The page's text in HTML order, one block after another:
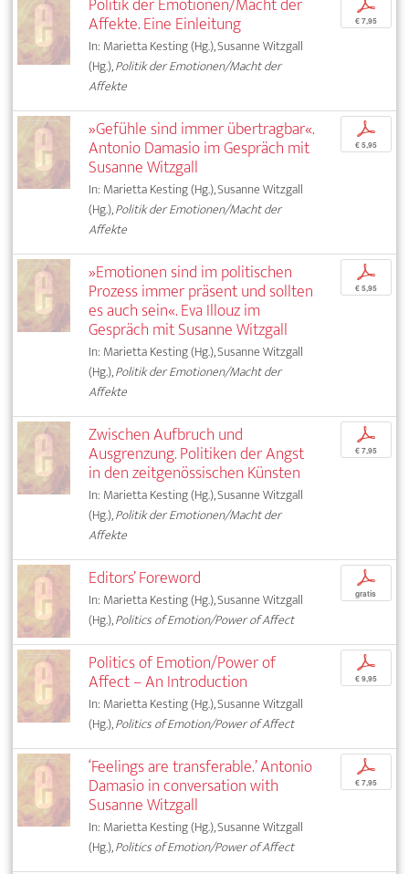
Affekte. Eine Einleitung
In: Marietta Kesting (Hg.), Susanne Witzgall
(Hg.),Politik der Emotionen/Macht der
Affekte
p
€ 7,95
»Gefühle sind immer übertragbar«.
Antonio Damasio im Gespräch mit
Susanne Witzgall
In: Marietta Kesting (Hg.), Susanne Witzgall
(Hg.),Politik der Emotionen/Macht der
Affekte
p
€ 5,95
»Emotionen sind im politischen
Prozess immer präsent und sollten
es auch sein«. Eva Illouz im
Gespräch mit Susanne Witzgall
In: Marietta Kesting (Hg.), Susanne Witzgall
(Hg.),Politik der Emotionen/Macht der
Affekte
p
€ 5,95
Zwischen Aufbruch und
Ausgrenzung. Politiken der Angst
in den zeitgenössischen Künsten
In: Marietta Kesting (Hg.), Susanne Witzgall
(Hg.),Politik der Emotionen/Macht der
Affekte
p
€ 7,95
Editors’ Foreword
In: Marietta Kesting (Hg.), Susanne Witzgall
(Hg.),Politics of Emotion/Power of Affect
p
gratis
Politics of Emotion/Power of
Affect – An Introduction
In: Marietta Kesting (Hg.), Susanne Witzgall
(Hg.),Politics of Emotion/Power of Affect
p
€ 9,95
‘Feelings are transferable.’ Antonio
Damasio in conversation with
Susanne Witzgall
In: Marietta Kesting (Hg.), Susanne Witzgall
(Hg.),Politics of Emotion/Power of Affect
p
€ 7,95